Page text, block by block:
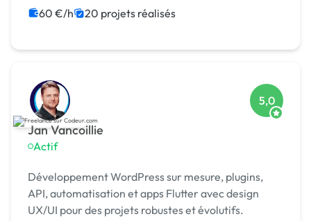
60 €/h 20 projets réalisés
Jan Vancoillie
Actif
5,0
Développement WordPress sur mesure, plugins,
API, automatisation et apps Flutter avec design
UX/UI pour des projets robustes et évolutifs.